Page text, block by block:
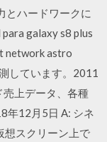
とハードワークに
galaxy s8 plus
network astro
しています。2011
上データ、各種
年12月5日 A: シネ
想スクリーン上で